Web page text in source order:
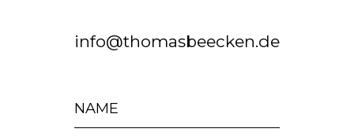
info@thomasbeecken.de